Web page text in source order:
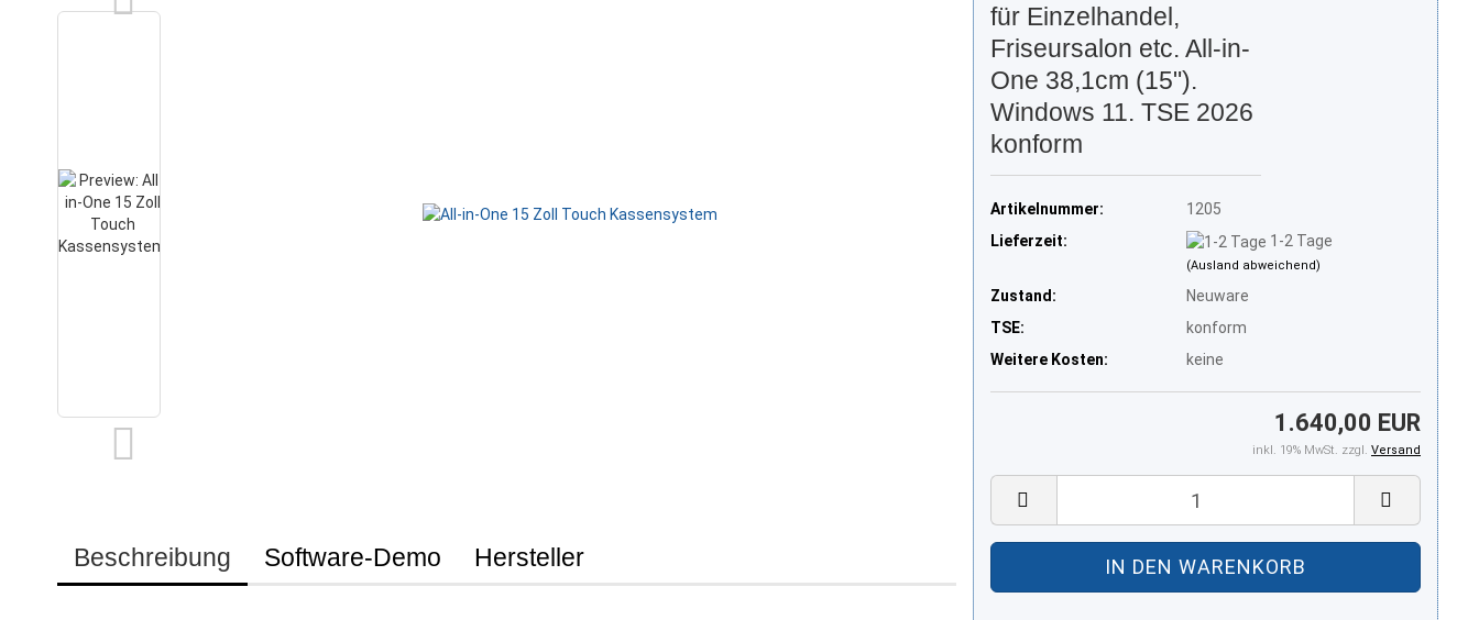
für Einzelhandel,
Friseursalon etc. All-in-
One 38,1cm (15").
Windows 11. TSE 2026
konform
Artikelnummer:
1205
Lieferzeit:
1-2 Tage
(Ausland abweichend)
Zustand:
Neuware
TSE:
konform
Weitere Kosten:
keine
1.640,00 EUR
inkl. 19% MwSt. zzgl. Versand
Beschreibung Software-Demo Hersteller